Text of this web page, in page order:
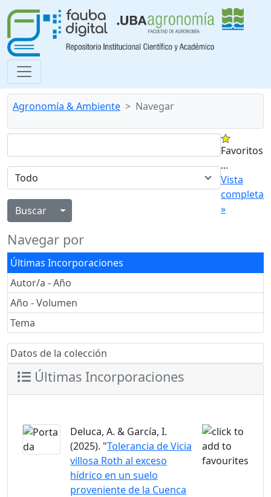
Agronomía & Ambiente Navegar
Alternar menú desplegable
Favoritos
...
Vista
completa
»
Navegar por
Últimas Incorporaciones
Autor/a - Año
Año - Volumen
Tema
Datos de la colección
Últimas Incorporaciones
Deluca, A. & García, I.
(2025). "Tolerancia de Vicia
villosa Roth al exceso
hídrico en un suelo
proveniente de la Cuenca